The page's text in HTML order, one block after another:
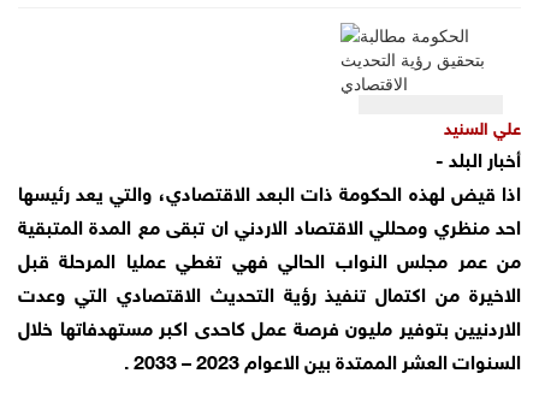
علي السنيد
أخبار البلد -
اذا قيض لهذه الحكومة ذات البعد الاقتصادي، والتي يعد رئيسها
احد منظري ومحللي الاقتصاد الاردني ان تبقى مع المدة المتبقية
من عمر مجلس النواب الحالي فهي تغطي عمليا المرحلة قبل
الاخيرة من اكتمال تنفيذ رؤية التحديث الاقتصادي التي وعدت
الاردنيين بتوفير مليون فرصة عمل كاحدى اكبر مستهدفاتها خلال
السنوات العشر الممتدة بين الاعوام 2023 – 2033 .